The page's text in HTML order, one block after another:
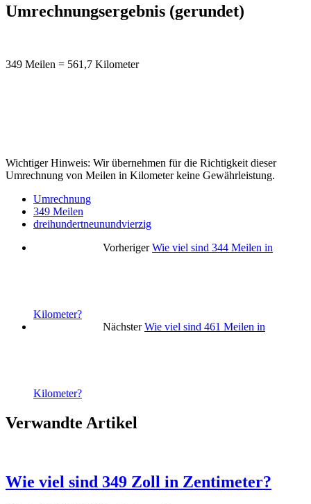
Umrechnungsergebnis (gerundet)
349 Meilen = 561,7 Kilometer
Wichtiger Hinweis: Wir übernehmen für die Richtigkeit dieser
Umrechnung von Meilen in Kilometer keine Gewährleistung.
Umrechnung
349 Meilen
dreihundertneunundvierzig
Vorheriger Wie viel sind 344 Meilen in
Kilometer?
Nächster Wie viel sind 461 Meilen in
Kilometer?
Verwandte Artikel
Wie viel sind 349 Zoll in Zentimeter?